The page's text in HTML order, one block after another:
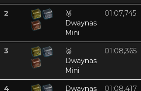
2
🥈
Dwaynas
Mini
01:07,745
3
🥉
Dwaynas
Mini
01:08,365
4
Dwaynas
01:08,417